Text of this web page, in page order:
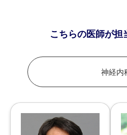
こちらの医師が担
神経内